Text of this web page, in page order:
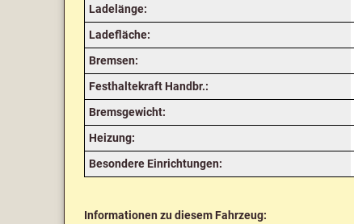
Ladelänge:
Ladefläche:
Bremsen:
Festhaltekraft Handbr.:
Bremsgewicht:
Heizung:
Besondere Einrichtungen:
Informationen zu diesem Fahrzeug: